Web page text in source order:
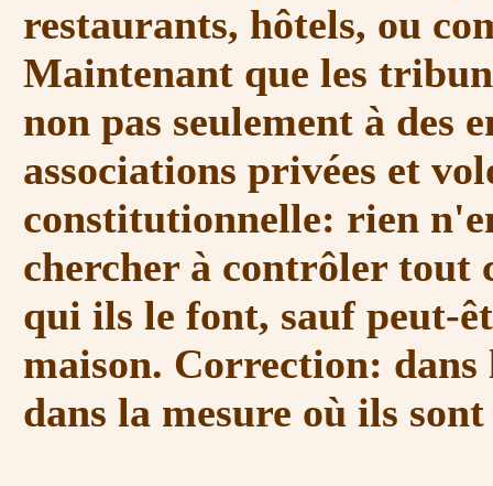
restaurants, hôtels, ou
Maintenant que les
non pas seulement à des
associations privées et
constitutionnelle: rien
chercher à contrôler tout
qui ils le font, sauf peut-
maison. Correction:
dans la mesure où ils